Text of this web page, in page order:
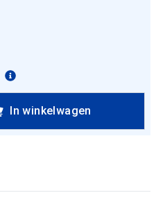
In winkelwagen